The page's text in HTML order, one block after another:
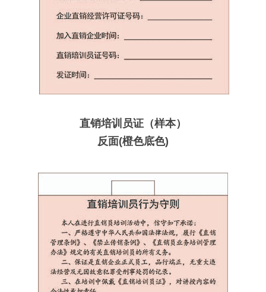
直销培训员证（样本）
反面(橙色底色)